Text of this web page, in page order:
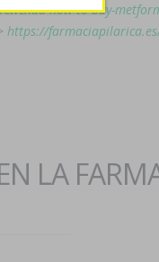
how-to-buy-
https://
LA